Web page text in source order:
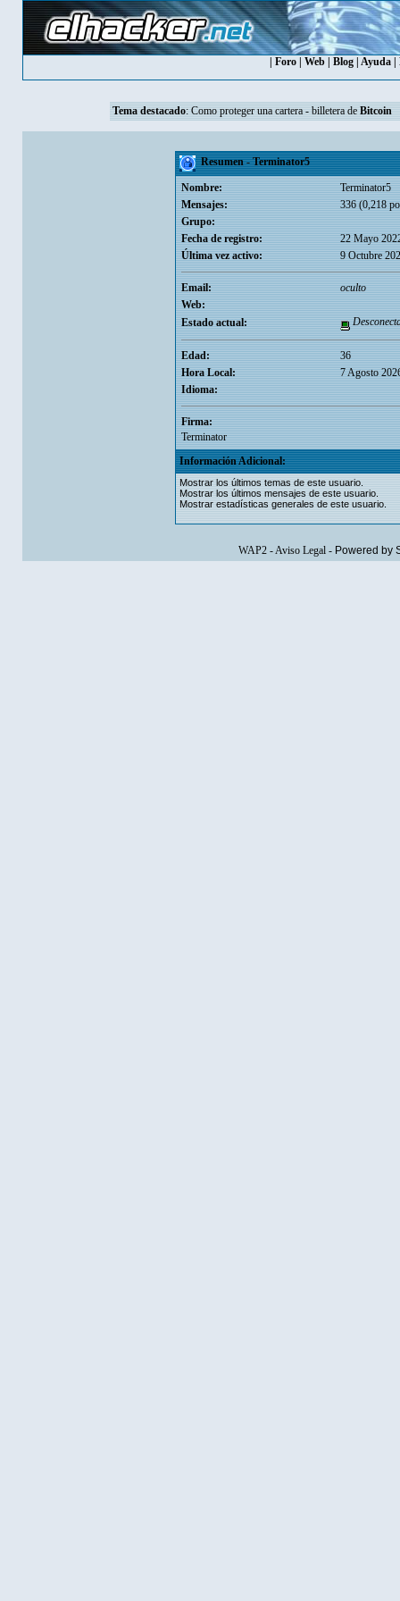
Foro| Web| Blog| Ayuda|
Tema destacado: Como proteger una cartera - billetera de Bitcoin
Resumen - Terminator5
Nombre:
Terminator5
Mensajes:
336 (0,218
Grupo:
Fecha de registro:
22 Mayo
Última vez activo:
9 Octubre
Email:
oculto
Web:
Estado actual:
Edad:
36
Hora Local:
7 Agosto
Idioma:
Firma:
Terminator
Información Adicional:
Mostrar los últimos temas de este usuario.
Mostrar los últimos mensajes de este usuario.
Mostrar estadísticas generales de este usuario.
WAP2-Aviso Legal- Powered by